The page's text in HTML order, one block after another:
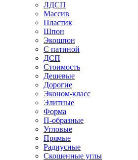
ЛДСП
Массив
Пластик
Шпон
Экошпон
С патиной
ДСП
Стоимость
Дешевые
Дорогие
Эконом-класс
Элитные
Форма
П-образные
Угловые
Прямые
Радиусные
Скошенные углы